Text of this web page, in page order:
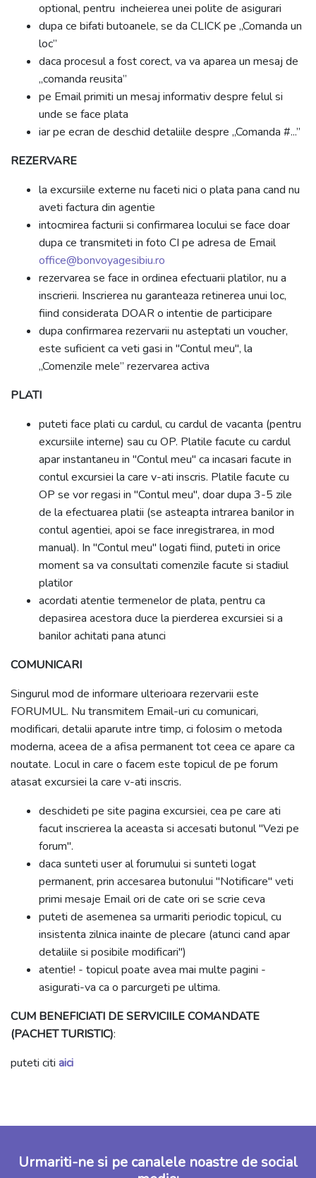
optional, pentru incheierea unei polite de asigurari
dupa ce bifati butoanele, se da CLICK pe „Comanda un
loc”
daca procesul a fost corect, va va aparea un mesaj de
„comanda reusita”
pe Email primiti un mesaj informativ despre felul si
unde se face plata
iar pe ecran de deschid detaliile despre „Comanda #...”
REZERVARE
la excursiile externe nu faceti nici o plata pana cand nu
aveti factura din agentie
intocmirea facturii si confirmarea locului se face doar
dupa ce transmiteti in foto CI pe adresa de Email
office@bonvoyagesibiu.ro
rezervarea se face in ordinea efectuarii platilor, nu a
inscrierii. Inscrierea nu garanteaza retinerea unui loc,
fiind considerata DOAR o intentie de participare
dupa confirmarea rezervarii nu asteptati un voucher,
este suficient ca veti gasi in "Contul meu", la
„Comenzile mele” rezervarea activa
PLATI
puteti face plati cu cardul, cu cardul de vacanta (pentru
excursiile interne) sau cu OP. Platile facute cu cardul
apar instantaneu in "Contul meu" ca incasari facute in
contul excursiei la care v-ati inscris. Platile facute cu
OP se vor regasi in "Contul meu", doar dupa 3-5 zile
de la efectuarea platii (se asteapta intrarea banilor in
contul agentiei, apoi se face inregistrarea, in mod
manual). In "Contul meu" logati fiind, puteti in orice
moment sa va consultati comenzile facute si stadiul
platilor
acordati atentie termenelor de plata, pentru ca
depasirea acestora duce la pierderea excursiei si a
banilor achitati pana atunci
COMUNICARI
Singurul mod de informare ulterioara rezervarii este
FORUMUL. Nu transmitem Email-uri cu comunicari,
modificari, detalii aparute intre timp, ci folosim o metoda
moderna, aceea de a afisa permanent tot ceea ce apare ca
noutate. Locul in care o facem este topicul de pe forum
atasat excursiei la care v-ati inscris.
deschideti pe site pagina excursiei, cea pe care ati
facut inscrierea la aceasta si accesati butonul "Vezi pe
forum".
daca sunteti user al forumului si sunteti logat
permanent, prin accesarea butonului "Notificare" veti
primi mesaje Email ori de cate ori se scrie ceva
puteti de asemenea sa urmariti periodic topicul, cu
insistenta zilnica inainte de plecare (atunci cand apar
detaliile si posibile modificari")
atentie! - topicul poate avea mai multe pagini -
asigurati-va ca o parcurgeti pe ultima.
CUM BENEFICIATI DE SERVICIILE COMANDATE
(PACHET TURISTIC):
puteti citi aici
Urmariti-ne si pe canalele noastre de social